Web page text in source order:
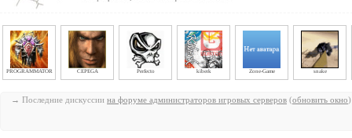
PROGRAMMATOR CEPEGA Perfecto kiberk Zone-Game snake
→ Последние дискуссии на форуме администраторов игровых серверов (обновить окно)